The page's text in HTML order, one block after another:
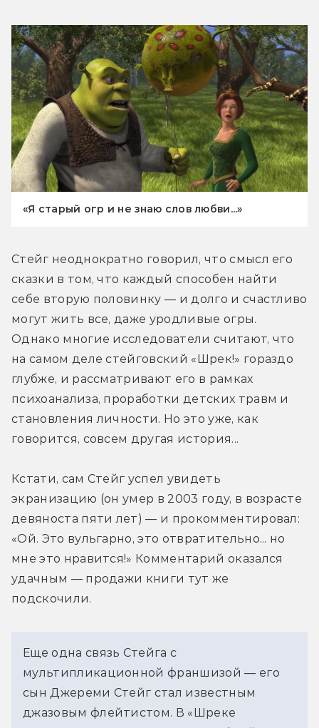
«Я старый огр и не знаю слов любви...»
Стейг неоднократно говорил, что смысл его
сказки в том, что каждый способен найти
себе вторую половинку — и долго и счастливо
могут жить все, даже уродливые огры.
Однако многие исследователи считают, что
на самом деле стейговский «Шрек!» гораздо
глубже, и рассматривают его в рамках
психоанализа, проработки детских травм и
становления личности. Но это уже, как
говорится, совсем другая история...
Кстати, сам Стейг успел увидеть
экранизацию (он умер в 2003 году, в возрасте
девяноста пяти лет) — и прокомментировал:
«Ой. Это вульгарно, это отвратительно... но
мне это нравится!» Комментарий оказался
удачным — продажи книги тут же
подскочили.
Еще одна связь Стейга с
мультипликационной франшизой — его
сын Джереми Стейг стал известным
джазовым флейтистом. В «Шреке